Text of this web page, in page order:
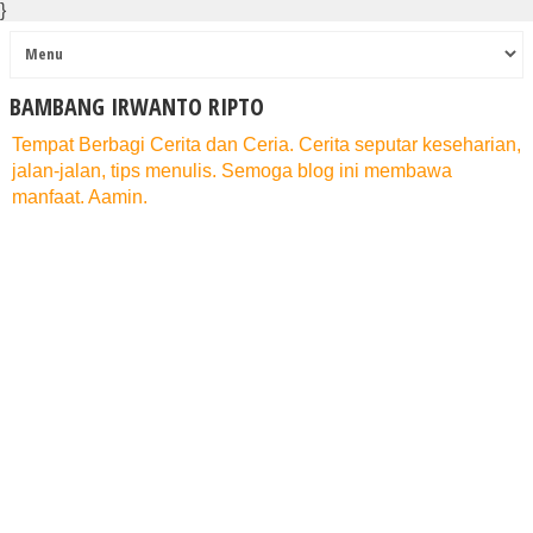
}
BAMBANG IRWANTO RIPTO
Tempat Berbagi Cerita dan Ceria. Cerita seputar keseharian,
jalan-jalan, tips menulis. Semoga blog ini membawa
manfaat. Aamin.